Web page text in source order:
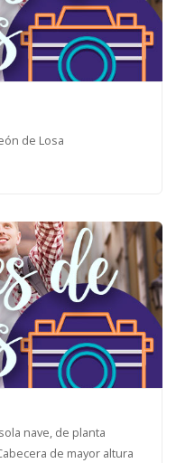
de Losa
nave, de planta
de mayor altura